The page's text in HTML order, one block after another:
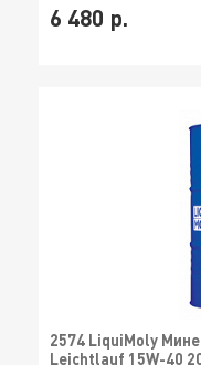
6 480 р.
2574 LiquiMoly
Leichtlauf 15W-40